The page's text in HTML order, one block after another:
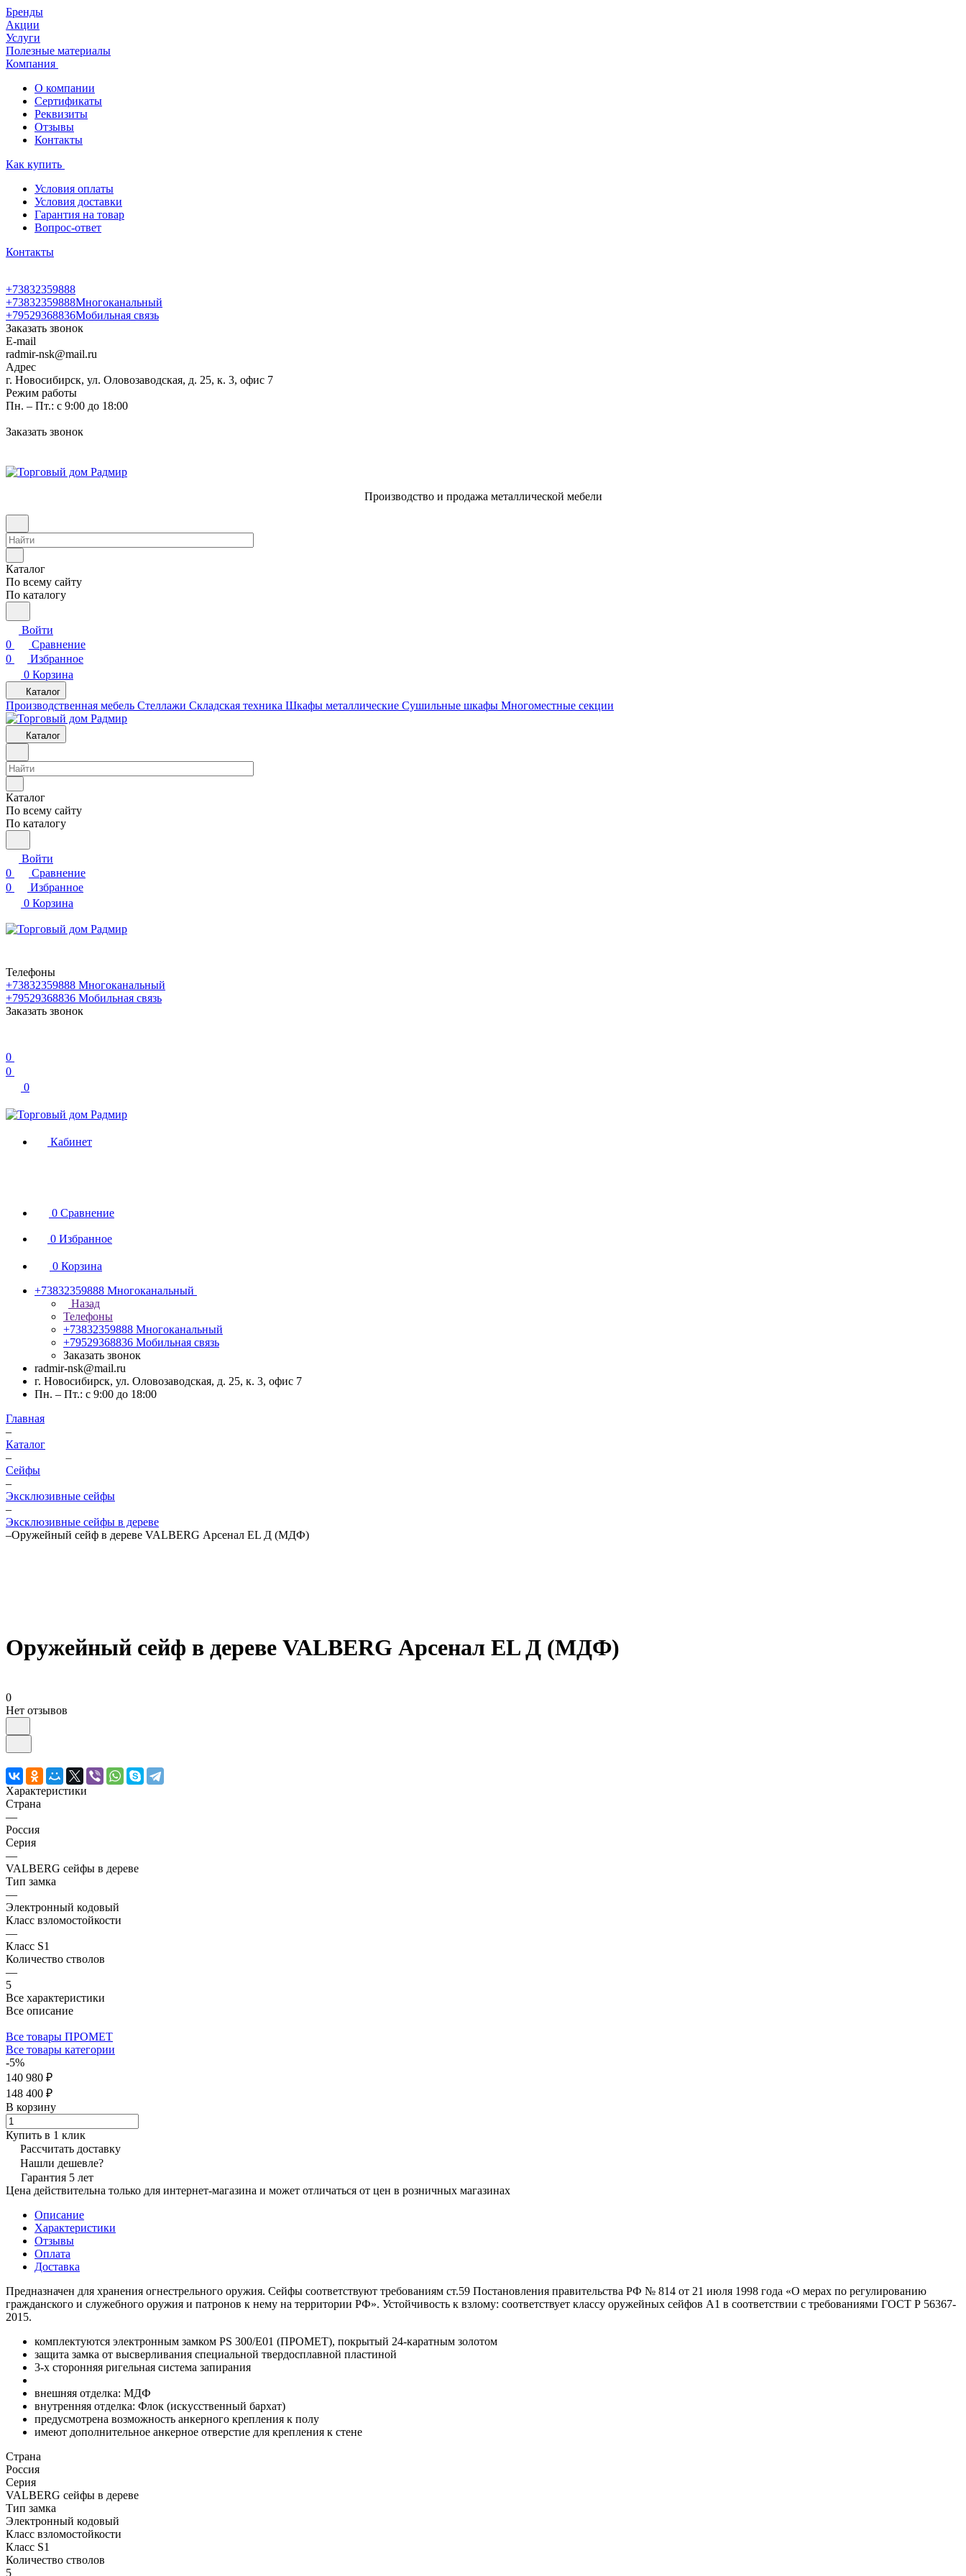
Бренды
Акции
Услуги
Полезные материалы
Компания
О компании
Сертификаты
Реквизиты
Отзывы
Контакты
Как купить
Условия оплаты
Условия доставки
Гарантия на товар
Вопрос-ответ
Контакты
+73832359888
+73832359888Многоканальный
+79529368836Мобильная связь
Заказать звонок
E-mail
radmir-nsk@mail.ru
Адрес
г. Новосибирск, ул. Оловозаводская, д. 25, к. 3, офис 7
Режим работы
Пн. – Пт.: с 9:00 до 18:00
Заказать звонок
Производство и продажа металлической мебели
Каталог
По всему сайту
По каталогу
Войти
0
Сравнение
0
Избранное
0 Корзина
Каталог
Производственная мебель Cтеллажи Складская техника Шкафы металлические Cушильные шкафы Многоместные секции
Каталог
Каталог
По всему сайту
По каталогу
Войти
0
Сравнение
0
Избранное
0 Корзина
Телефоны
+73832359888 Многоканальный
+79529368836 Мобильная связь
Заказать звонок
0
0
0
Кабинет
0 Сравнение
0 Избранное
0 Корзина
+73832359888 Многоканальный
Назад
Телефоны
+73832359888 Многоканальный
+79529368836 Мобильная связь
Заказать звонок
radmir-nsk@mail.ru
г. Новосибирск, ул. Оловозаводская, д. 25, к. 3, офис 7
Пн. – Пт.: с 9:00 до 18:00
Главная
–
Каталог
–
Сейфы
–
Эксклюзивные сейфы
–
Эксклюзивные сейфы в дереве
–Оружейный сейф в дереве VALBERG Арсенал EL Д (МДФ)
Оружейный сейф в дереве VALBERG Арсенал EL Д (МДФ)
0
Нет отзывов
Характеристики
Страна
—
Россия
Серия
—
VALBERG сейфы в дереве
Тип замка
—
Электронный кодовый
Класс взломостойкости
—
Класс S1
Количество стволов
—
5
Все характеристики
Все описание
Все товары ПРОМЕТ
Все товары категории
-5%
140 980 ₽
148 400 ₽
В корзину
Купить в 1 клик
Рассчитать доставку
Нашли дешевле?
Гарантия 5 лет
Цена действительна только для интернет-магазина и может отличаться от цен в розничных магазинах
Описание
Характеристики
Отзывы
Оплата
Доставка
Предназначен для хранения огнестрельного оружия. Сейфы соответствуют требованиям ст.59 Постановления правительства РФ № 814 от 21 июля 1998 года «О мерах по регулированию
гражданского и служебного оружия и патронов к нему на территории РФ». Устойчивость к взлому: соответствует классу оружейных сейфов А1 в соответствии с требованиями ГОСТ Р 56367-
2015.
комплектуются электронным замком PS 300/E01 (ПРОМЕТ), покрытый 24-каратным золотом
защита замка от высверливания специальной твердосплавной пластиной
3-х сторонняя ригельная система запирания
внешняя отделка: МДФ
внутренняя отделка: Флок (искусственный бархат)
предусмотрена возможность анкерного крепления к полу
имеют дополнительное анкерное отверстие для крепления к стене
Страна
Россия
Серия
VALBERG сейфы в дереве
Тип замка
Электронный кодовый
Класс взломостойкости
Класс S1
Количество стволов
5